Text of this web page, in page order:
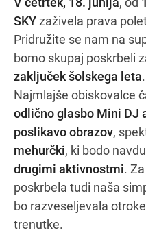
SKYzaživela prava
Pridružite se nam na
bomo skupaj poskrbeli
zaključek šolskega leta.
Najmlajše obiskovalce
odlično glasbo Mini DJ
poslikavo obrazov,
mehurčki, ki bodo
drugimi aktivnostmi.
poskrbela tudi naša
bo razveseljevala
trenutke.